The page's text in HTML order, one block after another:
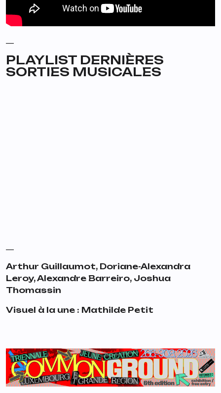
PLAYLIST DERNIÈRES
SORTIES MUSICALES
Arthur Guillaumot, Doriane-Alexandra
Leroy, Alexandre Barreiro, Joshua
Thomassin
Visuel à la une : Mathilde Petit